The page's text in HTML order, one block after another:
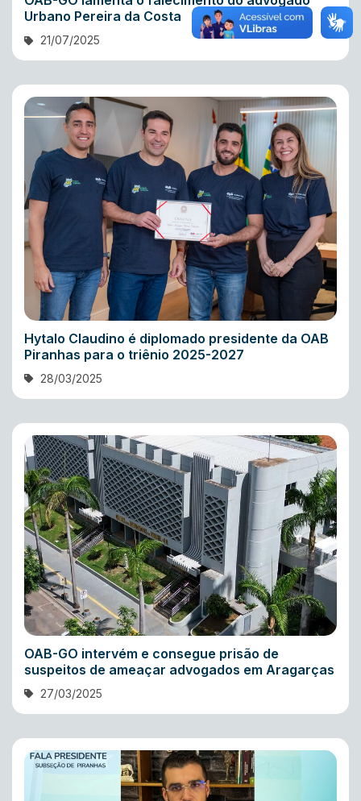
Urbano Pereira da Costa
21/07/2025
Hytalo Claudino é diplomado presidente da OAB
Piranhas para o triênio 2025-2027
28/03/2025
OAB-GO intervém e consegue prisão de
suspeitos de ameaçar advogados em Aragarças
27/03/2025